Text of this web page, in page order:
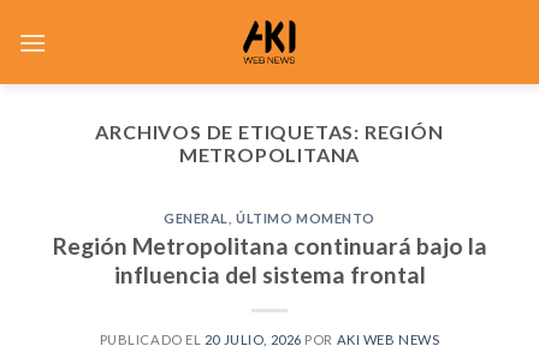
ARCHIVOS DE ETIQUETAS: REGIÓN
METROPOLITANA
GENERAL ,ÚLTIMO MOMENTO
Región Metropolitana continuará bajo la
influencia del sistema frontal
PUBLICADO EL 20 JULIO, 2026 POR AKI WEB NEWS